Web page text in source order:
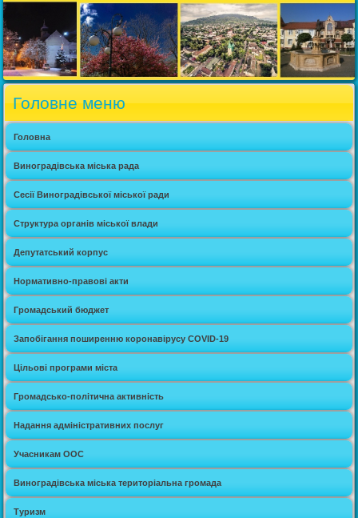
Головне меню
Головна
Виноградівська міська рада
Сесії Виноградівської міської ради
Структура органів міської влади
Депутатський корпус
Нормативно-правові акти
Громадський бюджет
Запобігання поширенню коронавірусу COVID-19
Цільові програми міста
Громадсько-політична активність
Надання адміністративних послуг
Учасникам ООС
Виноградівська міська територіальна громада
Туризм